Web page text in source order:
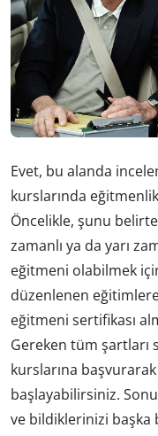
Evet, bu alanda
kurslarında
Öncelikle, şunu
zamanlı ya da yarı
eğitmeni olabilmek
düzenlenen
eğitmeni sertifikası
Gereken tüm şartları
kurslarına
başlayabilirsiniz.
ve bildiklerinizi